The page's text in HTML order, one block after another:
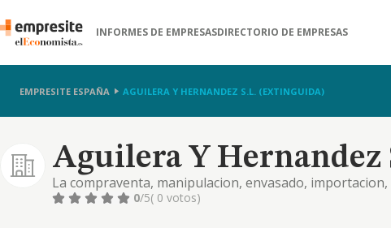
INFORMES DE EMPRESASDIRECTORIO DE EMPRESAS
EMPRESITE ESPAÑA AGUILERA Y HERNANDEZ S.L. (EXTINGUIDA)
Aguilera Y
La compraventa, manipulacion, envasado,
hortofruticolas. aditivos y productos alimenticios
0/5( 0 votos)